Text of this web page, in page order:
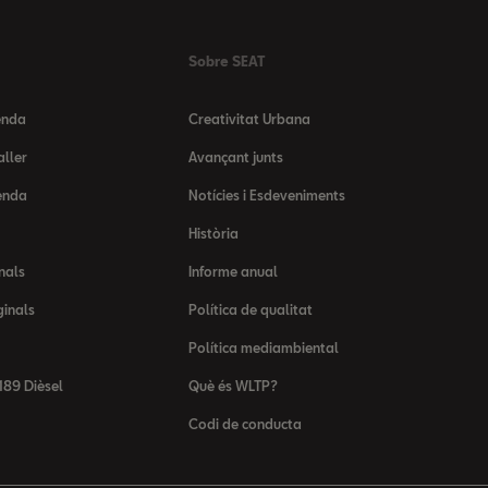
Dièsel
Sobre SEAT
Creativitat Urbana
Avançant junts
Notícies i Esdeveniments
Història
Informe anual
Política de qualitat
Política mediambiental
Què és WLTP?
Codi de conducta